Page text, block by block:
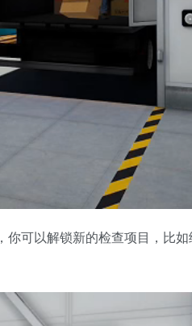
可以解锁新的检查项目，比